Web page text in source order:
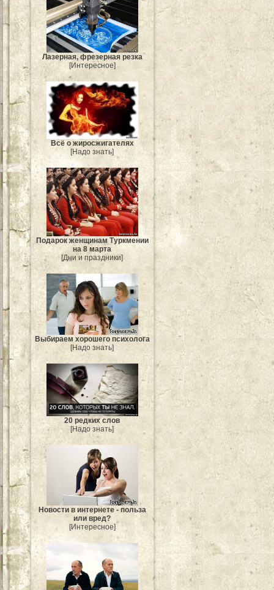
Лазерная, фрезерная резка
[Интересное]
Всё о жиросжигателях
[Надо знать]
Подарок женщинам Туркмении
на 8 марта
[Дни и праздники]
Выбираем хорошего психолога
[Надо знать]
20 редких слов
[Надо знать]
Новости в интернете - польза
или вред?
[Интересное]